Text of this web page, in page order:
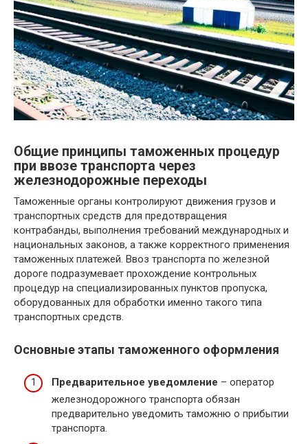
Общие принципы таможенных процедур
при ввозе транспорта через
железнодорожные переходы
Таможенные органы контролируют движения грузов и
транспортных средств для предотвращения
контрабанды, выполнения требований международных и
национальных законов, а также корректного применения
таможенных платежей. Ввоз транспорта по железной
дороге подразумевает прохождение контрольных
процедур на специализированных пунктов пропуска,
оборудованных для обработки именно такого типа
транспортных средств.
Основные этапы таможенного оформления
Предварительное уведомление – оператор
железнодорожного транспорта обязан
предварительно уведомить таможню о прибытии
транспорта.